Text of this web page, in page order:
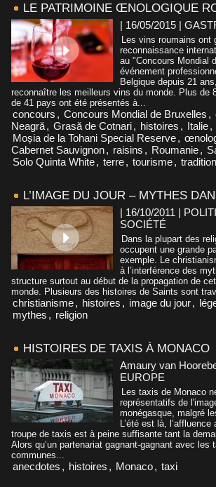
LE PATRIMOINE ŒNOLOGIQUE
| 16/05/2015 |
Les vins roumains ont
reconnaissance
au "Concours Mondial
événement
Belgique depuis 21
reconnaître les meilleurs vins du monde. Plus de
de 41 pays ont été présentés à...
concours , Concours Mondial de Bruxelles ,
Neagră, Grasă de Cotnari, histoires , Italie,
Moșia de la Tohani Special Reserve,
Cabernet Sauvignon, raisins , Roumanie,
Solo Quinta White, terre, tourisme,
L’IMAGE DU JOUR – MYTHES
| 16/10/2011 |
SOCIÉTÉ
Dans la plupart des
occupent une grande
exemple. Le
à l’interférence des
structure surtout au début de la propagation de
monde. Plusieurs des histoires de Saints sont
christianisme, histoires , image du jour,
mythes , religion
HISTOIRES DE TAXIS À MONACO
Amaury van
EUROPE
Les taxis de Monaco
représentatifs de
monégasque, malgré
L’été est là,
troupe de taxis est à peine suffisante tant la
Alors qu’un partenariat gagnant-gagnant avec les
communes...
anecdotes , histoires , Monaco, taxi